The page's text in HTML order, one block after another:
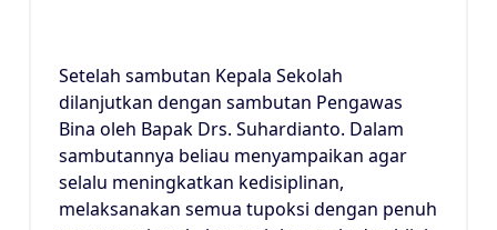
Setelah sambutan Kepala Sekolah
dilanjutkan dengan sambutan Pengawas
Bina oleh Bapak Drs. Suhardianto. Dalam
sambutannya beliau menyampaikan agar
selalu meningkatkan kedisiplinan,
melaksanakan semua tupoksi dengan penuh